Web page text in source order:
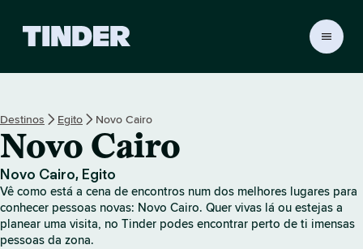
a
i
n
c
a
Destinos Egito Novo Cairo
Novo Cairo
Novo Cairo, Egito
Vê como está a cena de encontros num dos melhores lugares para
conhecer pessoas novas: Novo Cairo. Quer vivas lá ou estejas a
planear uma visita, no Tinder podes encontrar perto de ti imensas
pessoas da zona.